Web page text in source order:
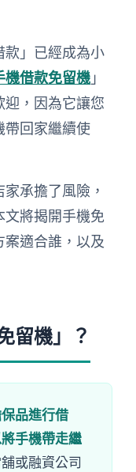
款」已經成為小
機借款免留機 」
迎，因為它讓您
帶回家繼續使
承擔了風險，
文將揭開手機免
適合誰，以及
留機」？
品進行借
手機帶走繼
或融資公司